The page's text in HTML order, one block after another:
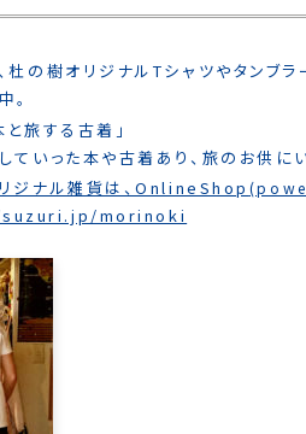
杜の樹オリジナルTシャツやタンブ
。
と旅する古着」
ていった本や古着あり、旅のお供に
ジナル雑貨は、OnlineShop
morinoki